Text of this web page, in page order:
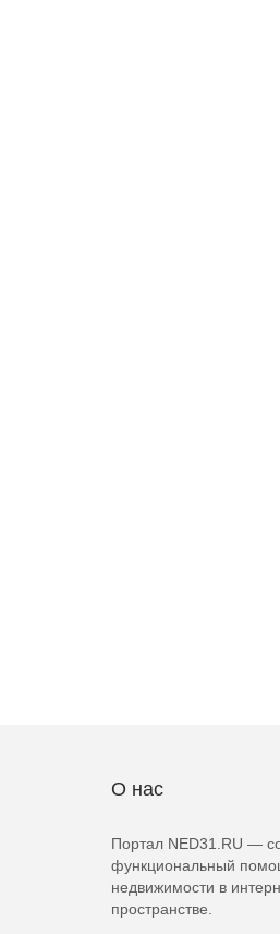
О нас
Портал NED31.RU —
функциональный
недвижимости в
пространстве.